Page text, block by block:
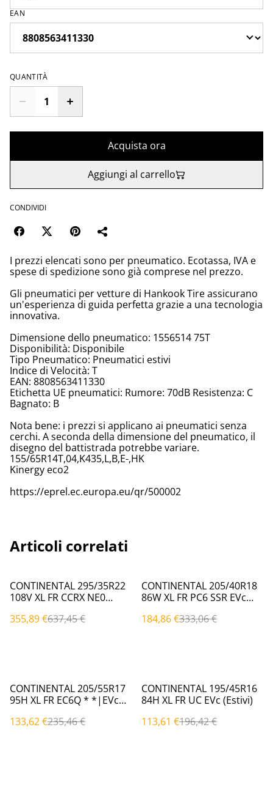
EAN
QUANTITÀ
Acquista ora
Aggiungi al carrello
CONDIVIDI
I prezzi elencati sono per pneumatico. Ecotassa, IVA e
spese di spedizione sono già comprese nel prezzo.
Gli pneumatici per vetture di Hankook Tire assicurano
un'esperienza di guida perfetta grazie a una tecnologia
innovativa.
Dimensione dello pneumatico: 1556514 75T
Disponibilità: Disponibile
Tipo Pneumatico: Pneumatici estivi
Indice di Velocità: T
EAN: 8808563411330
Etichetta UE pneumatici: Rumore: 70dB Resistenza: C
Bagnato: B
Nota bene: i prezzi si applicano ai pneumatici senza
cerchi. A seconda della dimensione del pneumatico, il
disegno del battistrada potrebbe variare.
155/65R14T,04,K435,L,B,E-,HK
Kinergy eco2
https://eprel.ec.europa.eu/qr/500002
Articoli correlati
%
CONTINENTAL 295/35R22
108V XL FR CCRX NE0
355,89 €637,45 €
%
CONTINENTAL 205/40R18
86W XL FR PC6 SSR EVc
184,86 €333,06 €
%
CONTINENTAL 205/55R17
95H XL FR EC6Q * *|EVc
133,62 €235,46 €
%
CONTINENTAL 195/45R16
84H XL FR UC EVc (Estivi)
113,61 €196,42 €